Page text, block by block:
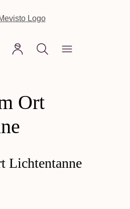
Produkte auf dem Merkzettel
enthält 0 Positionen.
Ort
Lichtentanne